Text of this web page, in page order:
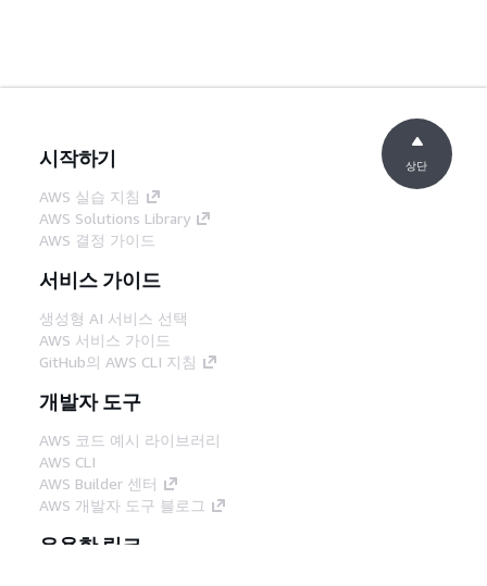
시작하기
AWS 실습 지침
AWS Solutions Library
AWS 결정 가이드
서비스 가이드
생성형 AI 서비스 선택
AWS 서비스 가이드
GitHub의 AWS CLI 지침
개발자 도구
AWS 코드 예시 라이브러리
AWS CLI
AWS Builder 센터
AWS 개발자 도구 블로그
유용한 링크
상단